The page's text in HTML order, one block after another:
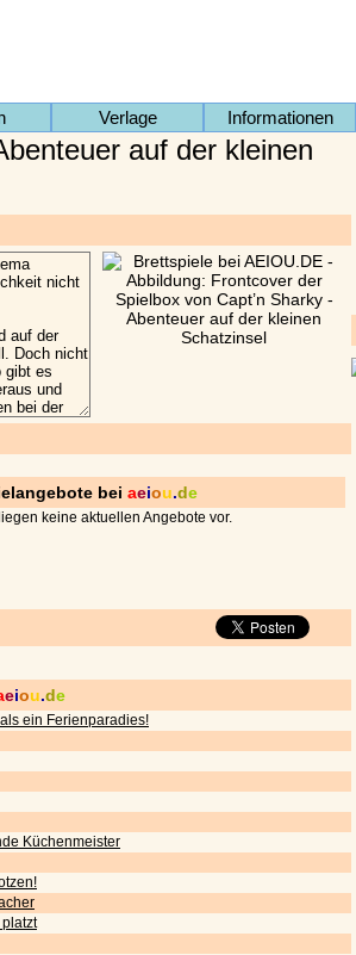
Verlage Informationen
auf der kleinen
bei aeiou.de
keine aktuellen Angebote vor.
eiou.de
ein Ferienparadies!
Küchenmeister